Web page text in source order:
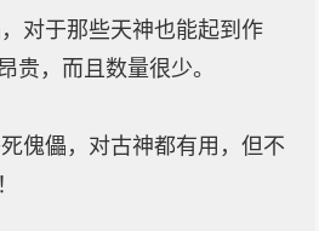
于那些天神也能起到作
贵，而且数量很少。
儡，对古神都有用，但不